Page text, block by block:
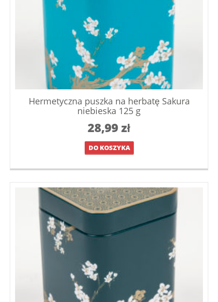
Hermetyczna puszka na herbatę Sakura
niebieska 125 g
28,99zł
DO KOSZYKA